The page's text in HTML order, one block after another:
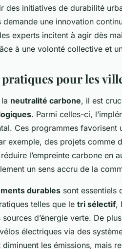
des initiatives de durabilité
demande une innovation
experts incitent à agir dès
à une volonté collective et
pour les
neutralité carbone, il est
. Parmi celles-ci,
Ces programmes
exemple, des projets comme
l’empreinte carbone en
un sens accru de la
durables sont essentiels
telles que le tri sélectif,
sources d’énergie verte. De
électriques via des
diminuent les émissions, mais